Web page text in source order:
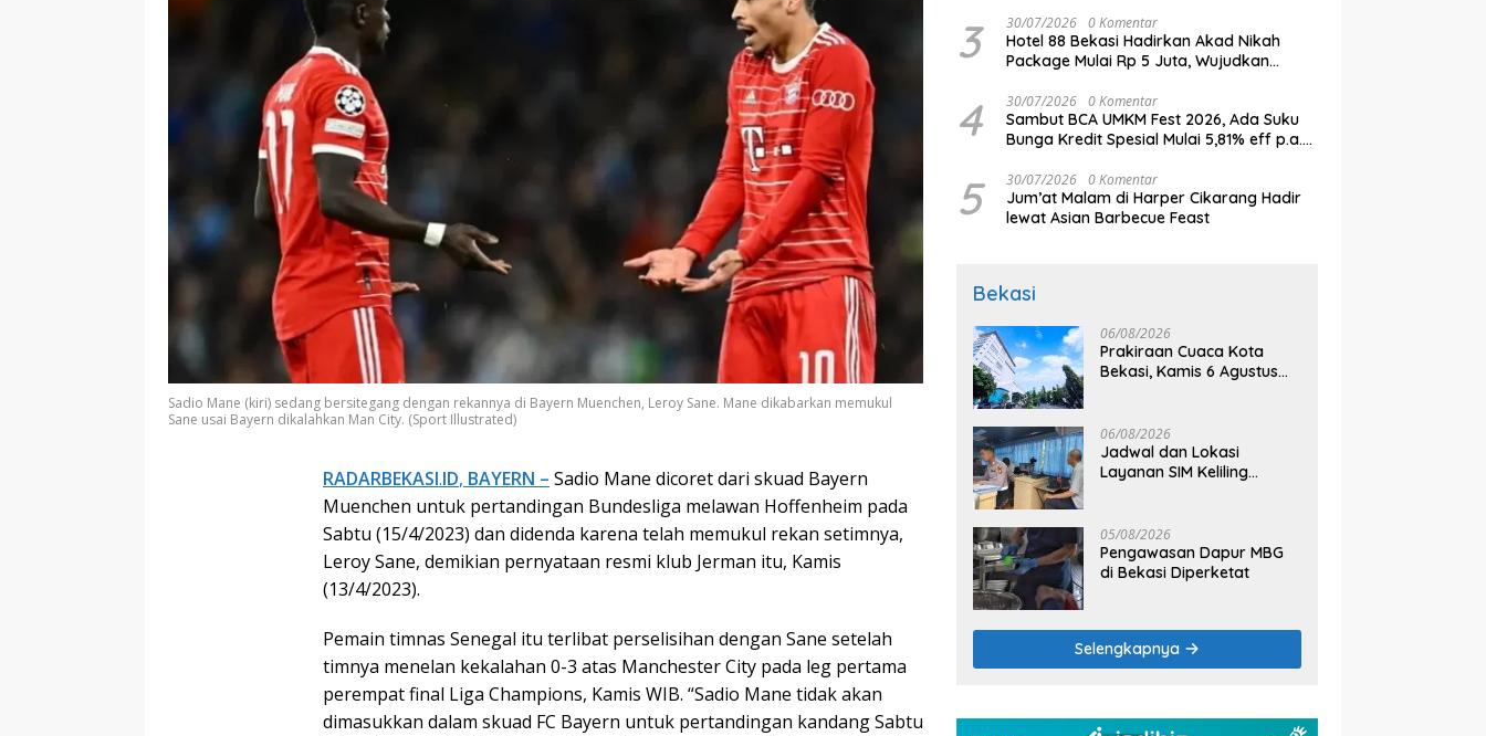
Sadio Mane (kiri) sedang bersitegang dengan rekannya di Bayern Muenchen, Leroy Sane. Mane dikabarkan memukul
Sane usai Bayern dikalahkan Man City. (Sport Illustrated)
RADARBEKASI.ID, BAYERN – Sadio Mane dicoret dari skuad Bayern
Muenchen untuk pertandingan Bundesliga melawan Hoffenheim pada
Sabtu (15/4/2023) dan didenda karena telah memukul rekan setimnya,
Leroy Sane, demikian pernyataan resmi klub Jerman itu, Kamis
(13/4/2023).
Pemain timnas Senegal itu terlibat perselisihan dengan Sane setelah
timnya menelan kekalahan 0-3 atas Manchester City pada leg pertama
perempat final Liga Champions, Kamis WIB. “Sadio Mane tidak akan
dimasukkan dalam skuad FC Bayern untuk pertandingan kandang Sabtu
3 30/07/2026 0 Komentar
Hotel 88 Bekasi Hadirkan Akad Nikah
Package Mulai Rp 5 Juta, Wujudkan
Berkesan
4 30/07/2026 0 Komentar
Sambut BCA UMKM Fest 2026, Ada Suku
Bunga Kredit Spesial Mulai 5,81% eff p.a.
5 30/07/2026 0 Komentar
Jum’at Malam di Harper Cikarang Hadir
lewat Asian Barbecue Feast
Bekasi
06/08/2026
Prakiraan Cuaca Kota
Bekasi, Kamis 6 Agustus
06/08/2026
Jadwal dan Lokasi
Layanan SIM Keliling
05/08/2026
Pengawasan Dapur MBG
di Bekasi Diperketat
Selengkapnya